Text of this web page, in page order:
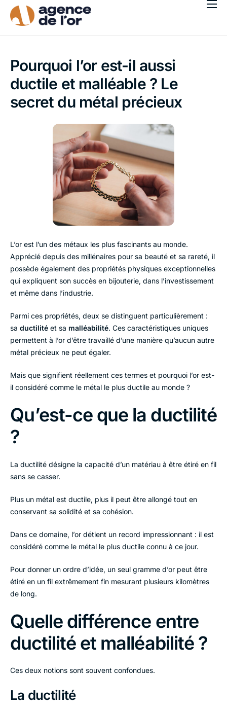
Acheter
Qui sommes-nous ?
Blog
Nos agences
Français
Pourquoi l’or est-il aussi
ductile et malléable ? Le
secret du métal précieux
L’or est l’un des métaux les plus fascinants au monde.
Apprécié depuis des millénaires pour sa beauté et sa rareté, il
possède également des propriétés physiques exceptionnelles
qui expliquent son succès en bijouterie, dans l’investissement
et même dans l’industrie.
Parmi ces propriétés, deux se distinguent particulièrement :
sa ductilité et sa malléabilité. Ces caractéristiques uniques
permettent à l’or d’être travaillé d’une manière qu’aucun autre
métal précieux ne peut égaler.
Mais que signifient réellement ces termes et pourquoi l’or est-
il considéré comme le métal le plus ductile au monde ?
Qu’est-ce que la ductilité
?
La ductilité désigne la capacité d’un matériau à être étiré en fil
sans se casser.
Plus un métal est ductile, plus il peut être allongé tout en
conservant sa solidité et sa cohésion.
Dans ce domaine, l’or détient un record impressionnant : il est
considéré comme le métal le plus ductile connu à ce jour.
Pour donner un ordre d’idée, un seul gramme d’or peut être
étiré en un fil extrêmement fin mesurant plusieurs kilomètres
de long.
Quelle différence entre
ductilité et malléabilité ?
Ces deux notions sont souvent confondues.
La ductilité